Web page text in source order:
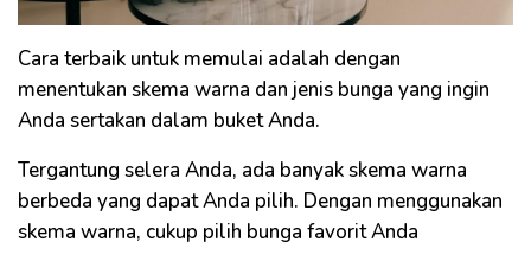
Cara terbaik untuk memulai adalah dengan
menentukan skema warna dan jenis bunga yang ingin
Anda sertakan dalam buket Anda.
Tergantung selera Anda, ada banyak skema warna
berbeda yang dapat Anda pilih. Dengan menggunakan
skema warna, cukup pilih bunga favorit Anda